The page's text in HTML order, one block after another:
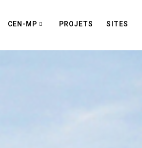
CEN-MP PROJETS SITES